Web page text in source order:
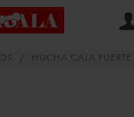
/ HUCHA CAJA FUERTE